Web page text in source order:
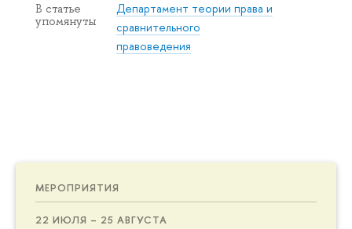
МЕРОПРИЯТИЯ
22 ИЮЛЯ – 25 АВГУСТА
В статье
упомянуты
Департамент теории права и
сравнительного
правоведения